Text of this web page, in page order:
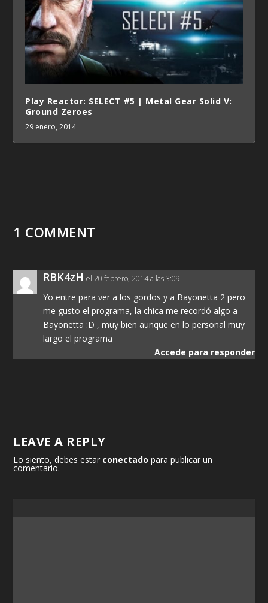
Play Reactor: SELECT #5 | Metal Gear Solid V:
Ground Zeroes
29 enero, 2014
1 COMMENT
RBK4zH el 20 febrero, 2014 a las 3:09
Yo entre para ver a los gordos y a Bayonetta 2 pero
me gusto el programa, la chica me recordó algo a
Bayonetta :D , muy bien aunque en lo personal muy
largo el programa
Accede para responder
LEAVE A REPLY
Lo siento, debes estar conectado para publicar un
comentario.